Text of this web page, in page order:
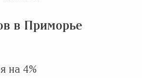
в Приморье
на 4%